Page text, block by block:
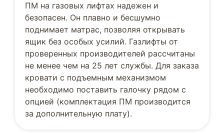
ПМ на газовых лифтах надежен и
безопасен. Он плавно и бесшумно
поднимает матрас, позволяя открывать
ящик без особых усилий. Газлифты от
проверенных производителей рассчитаны
не менее чем на 25 лет службы. Для заказа
кровати с подъемным механизмом
необходимо поставить галочку рядом с
опцией (комплектация ПМ производится
за дополнительную плату).